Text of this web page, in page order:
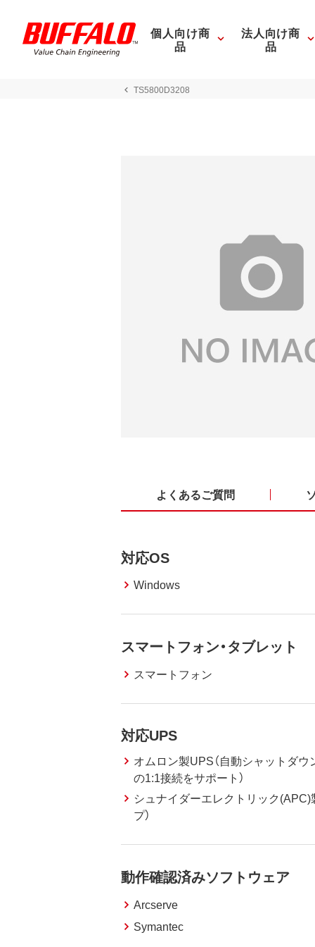
個人向け商
品
法人向け商
品
TS5800D3208
よくあるご質問
対応OS
Windows
スマートフォン・タブレット
スマートフォン
対応UPS
オムロン製UPS（自動シャットダ
の1:1接続をサポート）
シュナイダーエレクトリック(APC)
プ）
動作確認済みソフトウェア
Arcserve
Symantec